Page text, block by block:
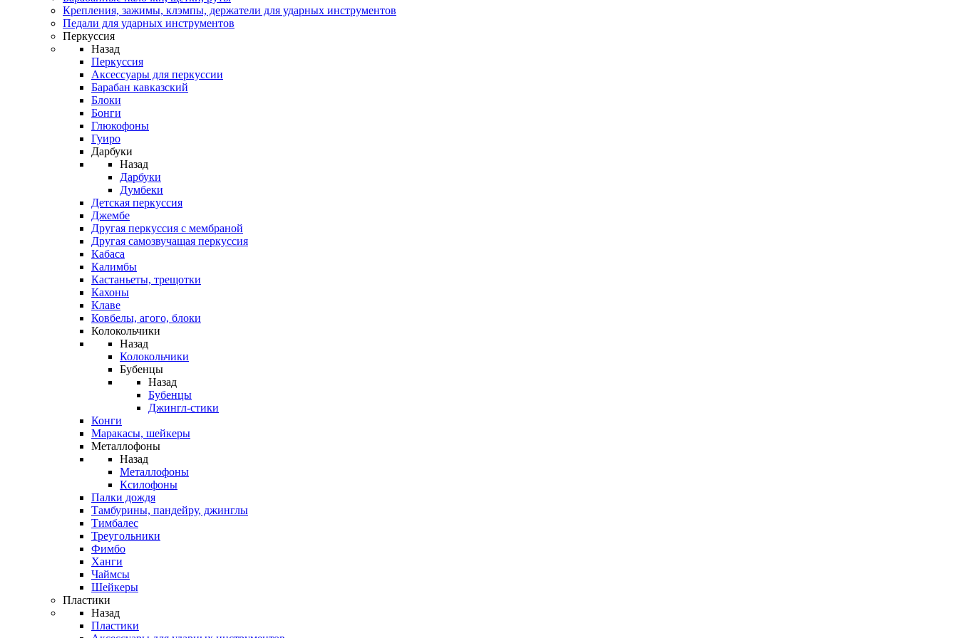
Крепления, зажимы, клэмпы, держатели для ударных инструментов
Педали для ударных инструментов
Перкуссия
Назад
Перкуссия
Аксессуары для перкуссии
Барабан кавказский
Блоки
Бонги
Глюкофоны
Гуиро
Дарбуки
Назад
Дарбуки
Думбеки
Детская перкуссия
Джембе
Другая перкуссия с мембраной
Другая самозвучащая перкуссия
Кабаса
Калимбы
Кастаньеты, трещотки
Кахоны
Клаве
Ковбелы, агого, блоки
Колокольчики
Назад
Колокольчики
Бубенцы
Назад
Бубенцы
Джингл-стики
Конги
Маракасы, шейкеры
Металлофоны
Назад
Металлофоны
Ксилофоны
Палки дождя
Тамбурины, пандейру, джинглы
Тимбалес
Треугольники
Фимбо
Ханги
Чаймсы
Шейкеры
Пластики
Назад
Пластики